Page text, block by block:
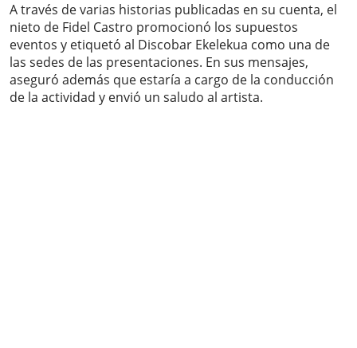
A través de varias historias publicadas en su cuenta, el
nieto de Fidel Castro promocionó los supuestos
eventos y etiquetó al Discobar Ekelekua como una de
las sedes de las presentaciones. En sus mensajes,
aseguró además que estaría a cargo de la conducción
de la actividad y envió un saludo al artista.